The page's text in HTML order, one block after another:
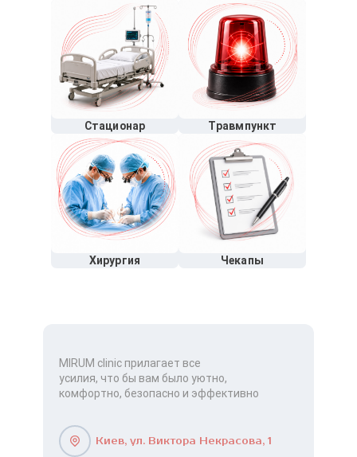
Стационар Травмпункт
Хирургия Чекапы
MIRUM clinic прилагает все
усилия, что бы вам было уютно,
комфортно, безопасно и эффективно
Киев, ул. Виктора Некрасова, 1